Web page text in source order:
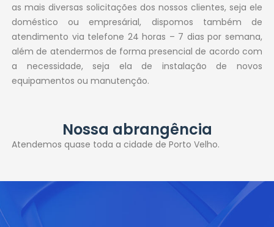
as mais diversas solicitações dos nossos clientes, seja ele
doméstico ou empresárial, dispomos também de
atendimento via telefone 24 horas – 7 dias por semana,
além de atendermos de forma presencial de acordo com
a necessidade, seja ela de instalação de novos
equipamentos ou manutenção.
Nossa abrangência
Atendemos quase toda a cidade de Porto Velho.